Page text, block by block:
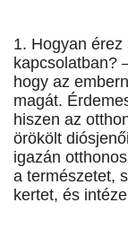
1. Hogyan érez
kapcsolatban?
hogy az
magát.
hiszen az
örökölt
igazán
a természetet,
kertet, és